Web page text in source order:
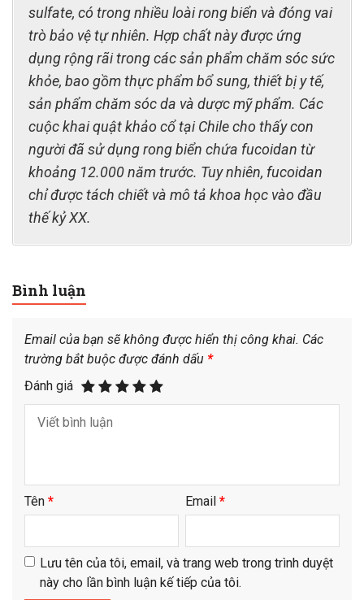
sulfate, có trong nhiều loài rong biển và đóng vai
trò bảo vệ tự nhiên. Hợp chất này được ứng
dụng rộng rãi trong các sản phẩm chăm sóc sức
khỏe, bao gồm thực phẩm bổ sung, thiết bị y tế,
sản phẩm chăm sóc da và dược mỹ phẩm. Các
cuộc khai quật khảo cổ tại Chile cho thấy con
người đã sử dụng rong biển chứa fucoidan từ
khoảng 12.000 năm trước. Tuy nhiên, fucoidan
chỉ được tách chiết và mô tả khoa học vào đầu
thế kỷ XX.
Bình luận
Email của bạn sẽ không được hiển thị công khai. Các
trường bắt buộc được đánh dấu *
Đánh giá
Tên * Email *
Lưu tên của tôi, email, và trang web trong trình duyệt
này cho lần bình luận kế tiếp của tôi.